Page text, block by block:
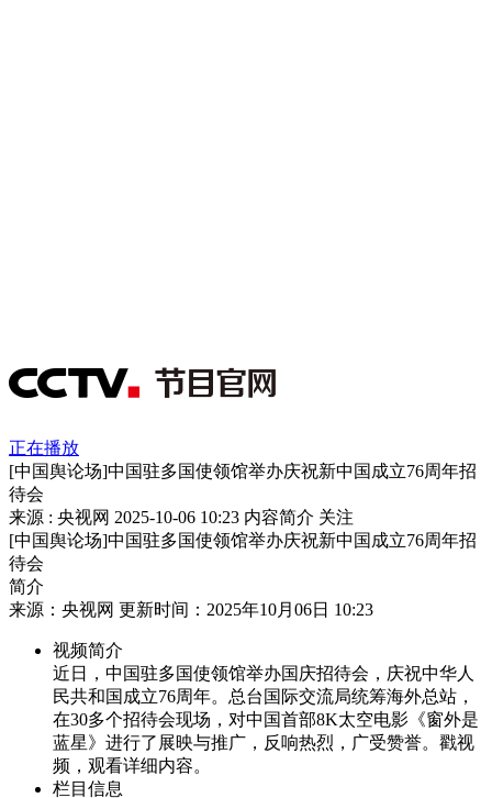
正在播放
[中国舆论场]中国驻多国使领馆举办庆祝新中国成立76周年招
待会
来源 : 央视网 2025-10-06 10:23 内容简介 关注
[中国舆论场]中国驻多国使领馆举办庆祝新中国成立76周年招
待会
简介
来源：央视网 更新时间：2025年10月06日 10:23
视频简介
近日，中国驻多国使领馆举办国庆招待会，庆祝中华人
民共和国成立76周年。总台国际交流局统筹海外总站，
在30多个招待会现场，对中国首部8K太空电影《窗外是
蓝星》进行了展映与推广，反响热烈，广受赞誉。戳视
频，观看详细内容。
栏目信息